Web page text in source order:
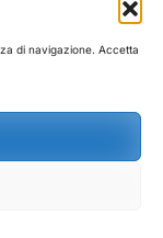
di navigazione. Accetta